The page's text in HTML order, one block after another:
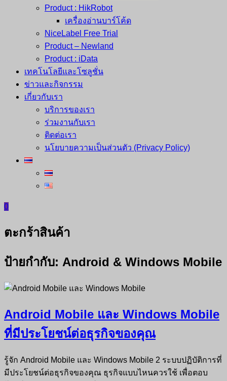
Product : HikRobot
เครื่องอ่านบาร์โค้ด
NiceLabel Free Trial
Product – Newland
Product : iData
เทคโนโลยีและโซลูชั่น
ข่าวและกิจกรรม
เกี่ยวกับเรา
บริการของเรา
ร่วมงานกับเรา
ติดต่อเรา
นโยบายความเป็นส่วนตัว (Privacy Policy)
0
ตะกร้าสินค้า
ป้ายกำกับ: Android & Windows Mobile
Android Mobile และ Windows Mobile
ที่มีประโยชน์ต่อธุรกิจของคุณ
รู้จัก Android Mobile และ Windows Mobile 2 ระบบปฏิบัติการที่
มีประโยชน์ต่อธุรกิจของคุณ ธุรกิจแบบไหนควรใช้ เพื่อตอบ